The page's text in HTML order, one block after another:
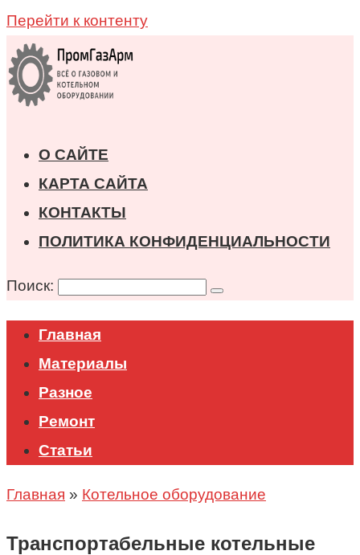
Перейти к контенту
О САЙТЕ
КАРТА САЙТА
КОНТАКТЫ
ПОЛИТИКА КОНФИДЕНЦИАЛЬНОСТИ
Поиск:
Главная
Материалы
Разное
Ремонт
Статьи
Главная » Котельное оборудование
Транспортабельные котельные